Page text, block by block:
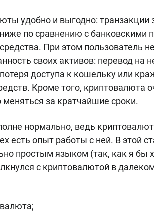
удобно и выгодно: транзакции
по сравнению с банковскими
При этом пользователь
своих активов: перевод на
доступа к кошельку или
Кроме того, криптовалюта
за кратчайшие сроки.
нормально, ведь
есть опыт работы с ней. В этой
простым языком (так, как я бы
с криптовалютой в